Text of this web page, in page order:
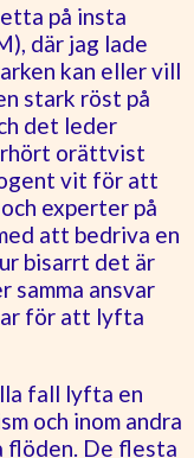
på insta
där jag lade
kan eller vill
stark röst på
det leder
orättvist
vit för att
experter på
att bedriva en
bisarrt det är
samma ansvar
för att lyfta
fall lyfta en
och inom andra
flöden. De flesta